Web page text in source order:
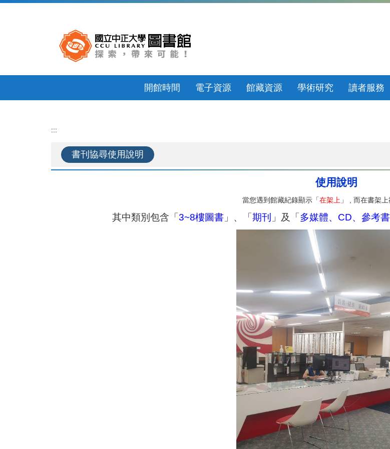
開館時間 電子資源 館藏資源 學術研究 讀者服務
:::
書刊協尋使用說明
使用說明
當您遇到館藏紀錄顯示「在架上 」 , 而在書架
其中類別包含「 3~8樓圖書」、「 期刊 」及「 多媒體、CD、參考書